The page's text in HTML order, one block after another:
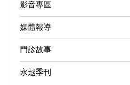
影音專區
媒體報導
門診故事
永越季刊